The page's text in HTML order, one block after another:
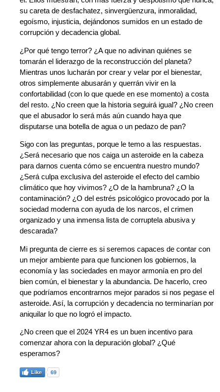
su careta de desfachatez, sinvergüenzura, inmoralidad,
egoísmo, injusticia, dejándonos sumidos en un estado de
corrupción y decadencia global.
¿Por qué tengo terror? ¿A que no adivinan quiénes se
tomarán el liderazgo de la reconstrucción del planeta?
Mientras unos lucharán por crear y velar por el bienestar,
otros simplemente abusarán y querrán vivir en la
confortabilidad (con lo que quede en ese momento) a costa
del resto. ¿No creen que la historia seguirá igual? ¿No creen
que el abusador lo será más aún cuando haya que
disputarse una botella de agua o un pedazo de pan?
Sigo con las preguntas, porque le temo a las respuestas.
¿Será necesario que nos caiga un asteroide en la cabeza
para darnos cuenta cómo se encuentra nuestro mundo?
¿Será culpa exclusiva del asteroide el efecto del cambio
climático que hoy vivimos? ¿O de la hambruna? ¿O la
contaminación? ¿O del estrés psicológico provocado por la
sociedad moderna con ayuda de los narcos, el crimen
organizado y una inmensa lista de corruptela abusiva y
descarada?
Mi pregunta de cierre es si seremos capaces de contar con
un mejor ambiente para que funcionen los gobiernos, la
economía y las sociedades en mayor armonía en pro del
bien común, el bienestar y la abundancia. De hacerlo, creo
que podríamos encontrarnos mejor parados si nos pegase el
asteroide. Así, la corrupción y decadencia no terminarían por
aniquilar lo que no logró el impacto.
¿No creen que el 2024 YR4 es un buen incentivo para
comenzar ahora con la depuración global? ¿Qué
esperamos?
Like 69